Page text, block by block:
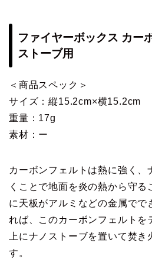
ファイヤーボックス カー
ストーブ用
＜商品スペック＞
サイズ：縦15.2cm×横15.2cm
重量：17g
素材：ー
カーボンフェルトは熱に強く、
くことで地面を炎の熱から守る
に天板がアルミなどの金属でで
れば、このカーボンフェルトを
上にナノストーブを置いて焚
す。